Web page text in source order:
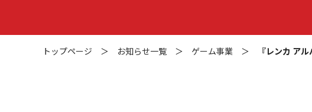
トップページ ＞ お知らせ一覧 ＞ ゲーム事業 ＞ 『レンカ ア